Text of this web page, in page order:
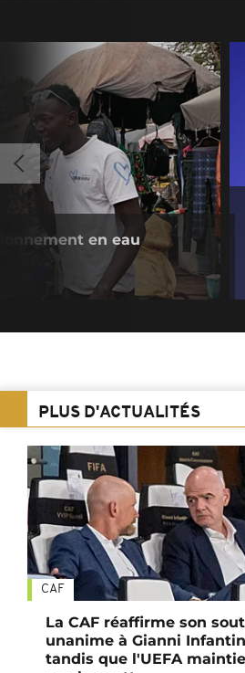
en eau
PLUS D'ACTUALITÉS
CAF
La CAF réaffirme son
unanime à Gianni
tandis que l'UEFA